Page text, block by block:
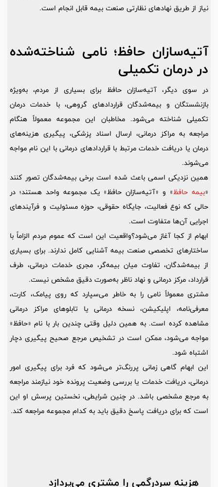
نیاز از طریق نهادهای نظارتی صنعت بیمه قابل انجام است.
آتیه‌سازان حافظ؛ نامی شناخته‌شده
در درمان تکمیلی
در سوی دیگر، آتیه‌سازان حافظ برای بسیاری از مردم، به‌ویژه
بازنشستگان و بیمه‌شدگان قراردادهای گروهی، با خدمات درمان
تکمیلی شناخته می‌شود. مخاطبان این مجموعه معمولاً هنگام
مراجعه به مراکز درمانی، ارسال اسناد پزشکی، پیگیری هزینه‌های
درمان یا دریافت خدمات مرتبط با قراردادهای درمانی با این نام مواجه
می‌شوند.
همین نزدیکی اسمی باعث شده است برخی بیمه‌شدگان تصور کنند
«بیمه حافظ» و «آتیه‌سازان حافظ» یک مجموعه واحد هستند؛ در
حالی که نوع فعالیت، جایگاه حقوقی، حوزه مسئولیت و فرآیندهای
اجرایی آن‌ها متفاوت است.
ابهام از کجا آغاز می‌شود؟واقعیت این است که عموم مردم الزاماً با
ساختارهای تخصصی صنعت بیمه آشنایی کامل ندارند. برای بسیاری
از بیمه‌شدگان، تفاوت میان بیمه‌گر، مجری خدمات درمانی، طرف
قرارداد، مرکز درمانی و نهاد ناظر به‌صورت دقیق مشخص نیست.
مشتری معمولاً نامی را به خاطر می‌سپارد که روی پیامک، کارت،
معرفی‌نامه، اپلیکیشن، نسخه درمانی یا تابلوهای مراکز درمانی
مشاهده کرده است. به همین دلیل وقتی چندین بار با نام «حافظ»
مواجه می‌شود، ممکن است در تشخیص مرجع صحیح پیگیری دچار
اشتباه شود.
این ابهام گاهی زمانی پررنگ‌تر می‌شود که فرد برای پیگیری امور
درمانی، دریافت خدمات یا بررسی وضعیت پرونده خود نیازمند مراجعه
به مرجع مشخصی باشد. در چنین شرایطی، نخستین پرسش او این
است که برای دریافت پاسخ دقیق باید به کدام مجموعه مراجعه کند.
هزینه سردرگمی را مشتری می‌پردازد